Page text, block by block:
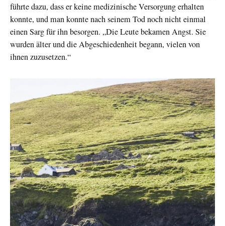
führte dazu, dass er keine medizinische Versorgung erhalten
konnte, und man konnte nach seinem Tod noch nicht einmal
einen Sarg für ihn besorgen. „Die Leute bekamen Angst. Sie
wurden älter und die Abgeschiedenheit begann, vielen von
ihnen zuzusetzen.“